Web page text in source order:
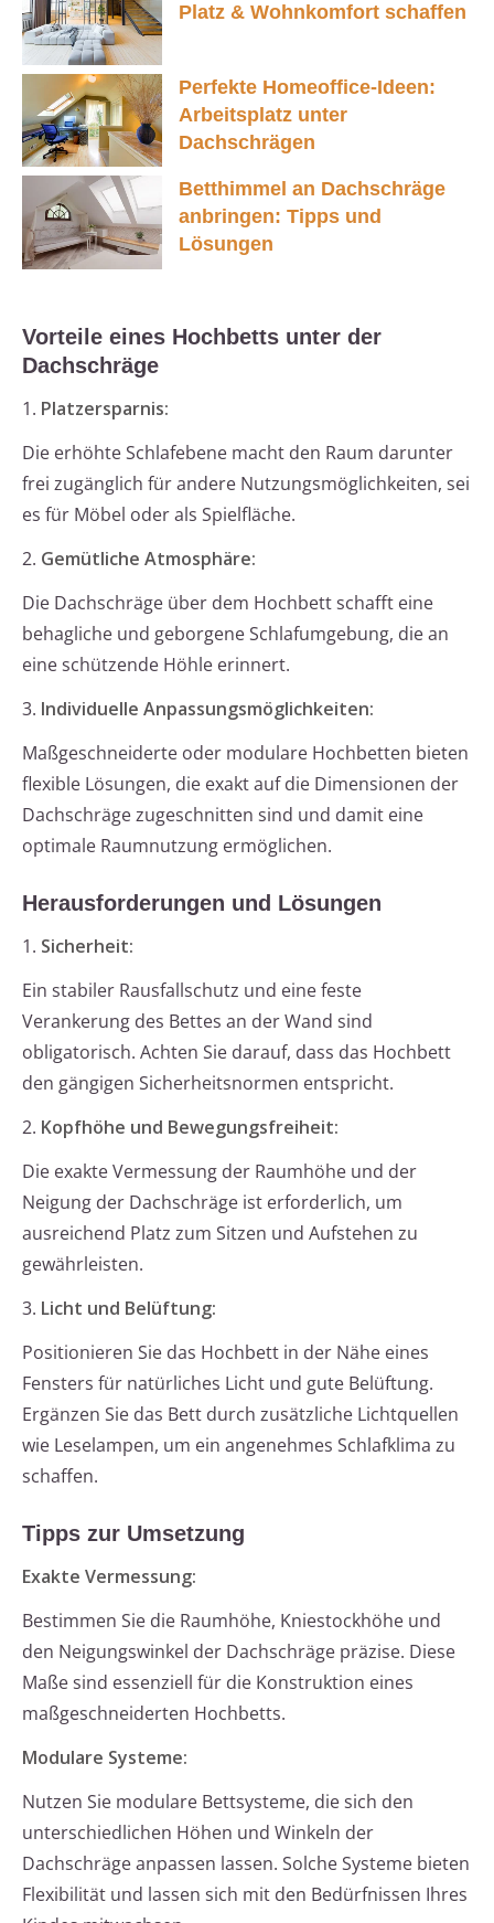
Platz & Wohnkomfort schaffen
Perfekte Homeoffice-Ideen:
Arbeitsplatz unter
Dachschrägen
Betthimmel an Dachschräge
anbringen: Tipps und
Lösungen
Vorteile eines Hochbetts unter der
Dachschräge
1. Platzersparnis:
Die erhöhte Schlafebene macht den Raum darunter
frei zugänglich für andere Nutzungsmöglichkeiten, sei
es für Möbel oder als Spielfläche.
2. Gemütliche Atmosphäre:
Die Dachschräge über dem Hochbett schafft eine
behagliche und geborgene Schlafumgebung, die an
eine schützende Höhle erinnert.
3. Individuelle Anpassungsmöglichkeiten:
Maßgeschneiderte oder modulare Hochbetten bieten
flexible Lösungen, die exakt auf die Dimensionen der
Dachschräge zugeschnitten sind und damit eine
optimale Raumnutzung ermöglichen.
Herausforderungen und Lösungen
1. Sicherheit:
Ein stabiler Rausfallschutz und eine feste
Verankerung des Bettes an der Wand sind
obligatorisch. Achten Sie darauf, dass das Hochbett
den gängigen Sicherheitsnormen entspricht.
2. Kopfhöhe und Bewegungsfreiheit:
Die exakte Vermessung der Raumhöhe und der
Neigung der Dachschräge ist erforderlich, um
ausreichend Platz zum Sitzen und Aufstehen zu
gewährleisten.
3. Licht und Belüftung:
Positionieren Sie das Hochbett in der Nähe eines
Fensters für natürliches Licht und gute Belüftung.
Ergänzen Sie das Bett durch zusätzliche Lichtquellen
wie Leselampen, um ein angenehmes Schlafklima zu
schaffen.
Tipps zur Umsetzung
Exakte Vermessung:
Bestimmen Sie die Raumhöhe, Kniestockhöhe und
den Neigungswinkel der Dachschräge präzise. Diese
Maße sind essenziell für die Konstruktion eines
maßgeschneiderten Hochbetts.
Modulare Systeme:
Nutzen Sie modulare Bettsysteme, die sich den
unterschiedlichen Höhen und Winkeln der
Dachschräge anpassen lassen. Solche Systeme bieten
Flexibilität und lassen sich mit den Bedürfnissen Ihres